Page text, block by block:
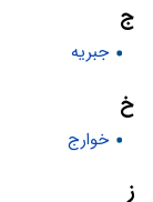
ج
جبریه
خ
خوارج
ز